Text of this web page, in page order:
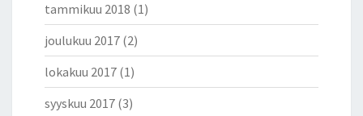
tammikuu 2018 (1)
joulukuu 2017 (2)
lokakuu 2017 (1)
syyskuu 2017 (3)